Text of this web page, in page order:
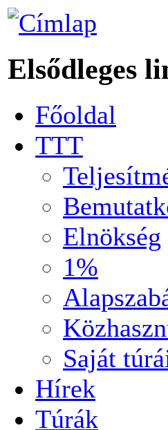
Elsődleges
Főoldal
TTT
Elnökség
1%
Saját
Hírek
Túrák